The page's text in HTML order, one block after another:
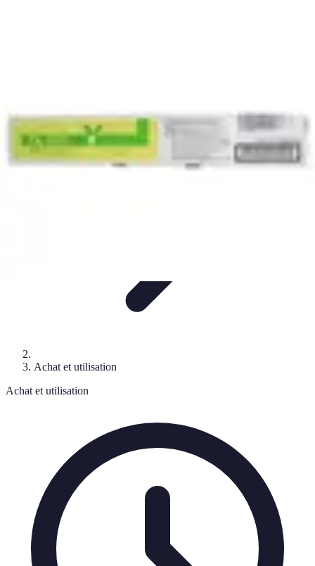
Achat et utilisation
Achat et utilisation